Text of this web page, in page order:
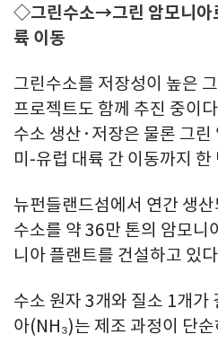
◇그린수소→그린 암모니아
륙 이동
그린수소를 저장성이 높은
프로젝트도 함께 추진 중이
수소 생산·저장은 물론 그
미-유럽 대륙 간 이동까지
뉴펀들랜드섬에서 연간 생
수소를 약 36만 톤의 암모니
니아 플랜트를 건설하고 있
수소 원자 3개와 질소 1개가
아(NH₃)는 제조 과정이 단